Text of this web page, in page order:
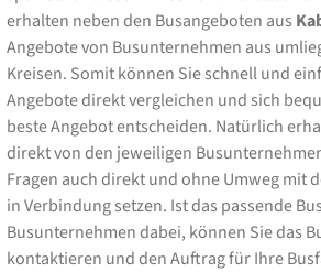
erhalten neben den Busangeboten aus
Angebote von Busunternehmen aus
Kreisen. Somit können Sie schnell und
Angebote direkt vergleichen und sich
beste Angebot entscheiden. Natürlich
direkt von den jeweiligen
Fragen auch direkt und ohne Umweg mit
in Verbindung setzen. Ist das passende
Busunternehmen dabei, können Sie das
kontaktieren und den Auftrag für Ihre